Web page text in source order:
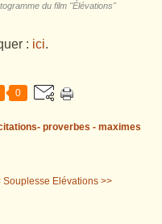
du film "Élévations"
: ici.
0
proverbes - maximes
Souplesse Elévations >>